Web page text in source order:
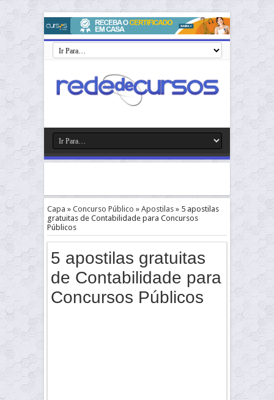
Capa » Concurso Público » Apostilas » 5 apostilas
gratuitas de Contabilidade para Concursos
Públicos
5 apostilas gratuitas
de Contabilidade para
Concursos Públicos